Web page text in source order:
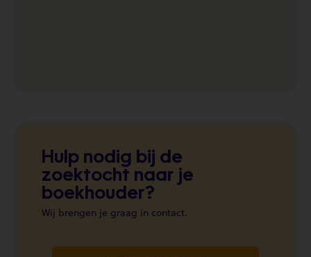
Hulp nodig bij de
zoektocht naar je
boekhouder?
Wij brengen je graag in contact.